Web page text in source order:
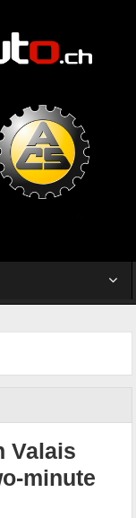
Valais
minute